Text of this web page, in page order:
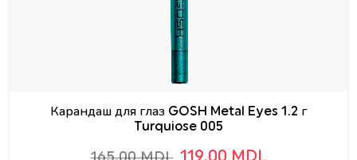
Карандаш для глаз GOSH Metal Eyes 1.2 г
Turquiose 005
165.00 MDL 119.00 MDL